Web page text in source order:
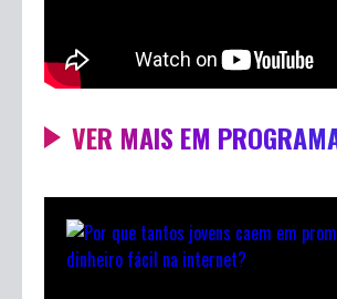
VER MAIS EM